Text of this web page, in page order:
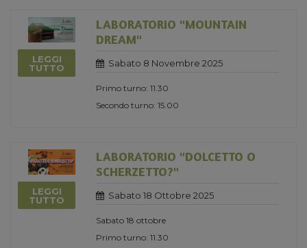
LEGGI
TUTTO
LABORATORIO "MOUNTAIN
DREAM"
Sabato 8 Novembre 2025
Primo turno: 11.30
Secondo turno: 15.00
LEGGI
TUTTO
LABORATORIO "DOLCETTO O
SCHERZETTO?"
Sabato 18 Ottobre 2025
Sabato 18 ottobre
Primo turno: 11.30